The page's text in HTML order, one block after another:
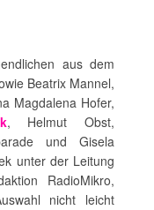
aus dem
Beatrix Mannel,
Magdalena Hofer,
, Helmut Obst,
und Gisela
unter der Leitung
RadioMikro,
nicht leicht